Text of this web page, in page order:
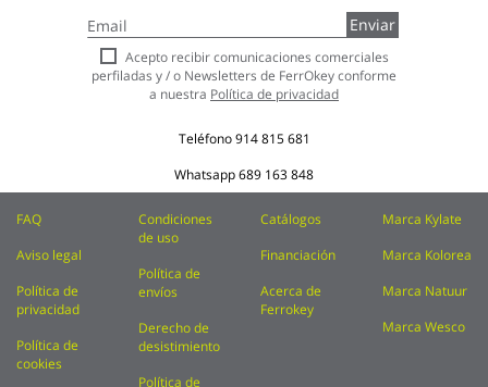
a
nuestro
boletín
de
Enviar
Acepto recibir comunicaciones comerciales
perfiladas y / o Newsletters de FerrOkey conforme
a nuestra Política de privacidad
Teléfono914 815 681
Whatsapp689 163 848
FAQ
Aviso legal
Política de
privacidad
Política de
cookies
Condiciones
de uso
Política de
envíos
Derecho de
desistimiento
Política de
Catálogos
Financiación
Acerca de
Ferrokey
Marca Kylate
Marca Kolorea
Marca Natuur
Marca Wesco